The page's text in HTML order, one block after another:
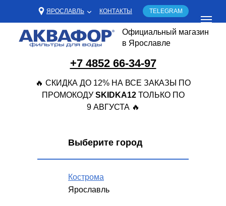
+7 4852 66-34-97
ЯРОСЛАВЛЬ
Официальный магазин
в Ярославле
🔥 СКИДКА ДО 12% НА ВСЕ ЗАКАЗЫ ПО
ПРОМОКОДУ SKIDKA12 ТОЛЬКО ПО
9 АВГУСТА 🔥
КОНТАКТЫ TELEGRAM
Кострома
Ярославль
Выберите город